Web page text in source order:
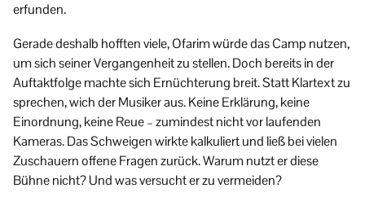
erfunden.
Gerade deshalb hofften viele, Ofarim würde das Camp nutzen,
um sich seiner Vergangenheit zu stellen. Doch bereits in der
Auftaktfolge machte sich Ernüchterung breit. Statt Klartext zu
sprechen, wich der Musiker aus. Keine Erklärung, keine
Einordnung, keine Reue – zumindest nicht vor laufenden
Kameras. Das Schweigen wirkte kalkuliert und ließ bei vielen
Zuschauern offene Fragen zurück. Warum nutzt er diese
Bühne nicht? Und was versucht er zu vermeiden?